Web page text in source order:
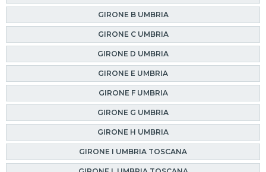
GIRONE B UMBRIA
GIRONE C UMBRIA
GIRONE D UMBRIA
GIRONE E UMBRIA
GIRONE F UMBRIA
GIRONE G UMBRIA
GIRONE H UMBRIA
GIRONE I UMBRIA TOSCANA